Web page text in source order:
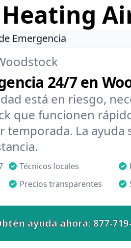
Emergencia
24/7 en
está en riesgo,
que funcionen
temporada. La ayuda
Técnicos locales
Precios transparentes
ayuda ahora:877-